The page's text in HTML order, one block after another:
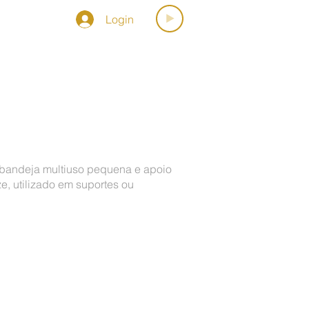
Login
multiuso pequena e apoio
utilizado em suportes ou